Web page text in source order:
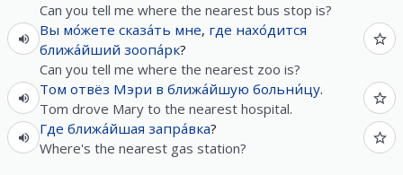
Can you tell me where the nearest bus stop is?
Вы мо́жете сказа́ть мне, где нахо́дится
ближа́йший зоопа́рк?
Can you tell me where the nearest zoo is?
Том отвёз Мэри в ближа́йшую больни́цу.
Tom drove Mary to the nearest hospital.
Где ближа́йшая запра́вка?
Where's the nearest gas station?